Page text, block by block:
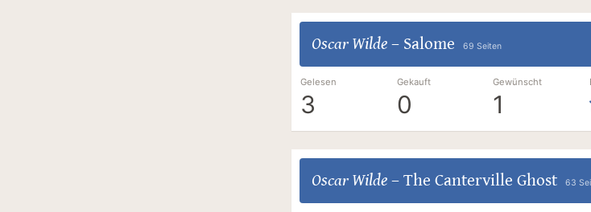
Oscar Wilde– Salome 69 Seiten
Gelesen
3
Gekauft
0
Gewünscht
1
Oscar Wilde– The Canterville Ghost 63